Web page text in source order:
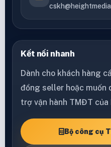
Kết nối nhanh
Dành cho khách hàng
đồng seller hoặc muốn
trợ vận hành TMĐT của
Bộ công cụ